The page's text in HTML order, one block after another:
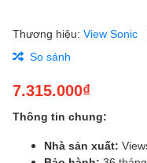
Thương hiệu: View Sonic
So sánh
7.315.000₫
Thông tin chung:
Nhà sản xuất: